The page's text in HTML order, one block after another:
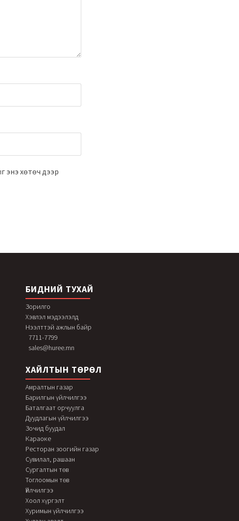
энэ хөтөч дээр
БИДНИЙ ТУХАЙ
Зорилго
Хэвлэл мэдээлэлд
Нээлттэй ажлын байр
7711-7799
sales@huree.mn
ХАЙЛТЫН ТӨРӨЛ
Амралтын газар
Барилгын үйлчилгээ
Баталгаат орчуулга
Дуудлагын үйлчилгээ
Зочид буудал
Караоке
Ресторан зоогийн газар
Сувилал, рашаан
Сургалтын төв
Тоглоомын төв
Үйлчилгээ
Хоол хүргэлт
Хуримын үйлчилгээ